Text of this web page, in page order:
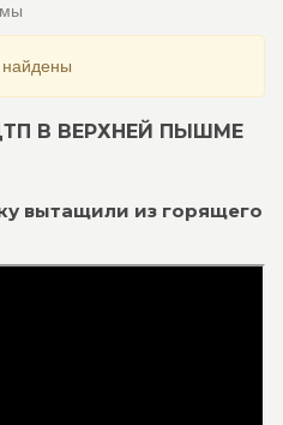
В ВЕРХНЕЙ ПЫШМЕ
вытащили из горящего